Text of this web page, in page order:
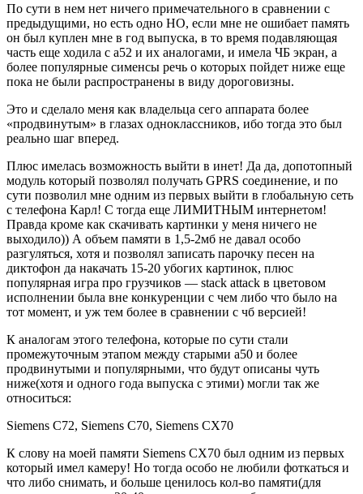
По сути в нем нет ничего примечательного в сравнении с
предыдущими, но есть одно НО, если мне не ошибает память
он был куплен мне в год выпуска, в то время подавляющая
часть еще ходила с а52 и их аналогами, и имела ЧБ экран, а
более популярные сименсы речь о которых пойдет ниже еще
пока не были распространены в виду дороговизны.
Это и сделало меня как владельца сего аппарата более
«продвинутым» в глазах одноклассников, ибо тогда это был
реально шаг вперед.
Плюс имелась возможность выйти в инет! Да да, допотопный
модуль который позволял получать GPRS соединение, и по
сути позволил мне одним из первых выйти в глобальную сеть
с телефона Карл! С тогда еще ЛИМИТНЫМ интернетом!
Правда кроме как скачивать картинки у меня ничего не
выходило)) А объем памяти в 1,5-2мб не давал особо
разгуляться, хотя и позволял записать парочку песен на
диктофон да накачать 15-20 убогих картинок, плюс
популярная игра про грузчиков — stack attack в цветовом
исполнении была вне конкуренции с чем либо что было на
тот момент, и уж тем более в сравнении с чб версией!
К аналогам этого телефона, которые по сути стали
промежуточным этапом между старыми а50 и более
продвинутыми и популярными, что будут описаны чуть
ниже(хотя и одного года выпуска с этими) могли так же
относиться:
Siemens C72, Siemens C70, Siemens CX70
К слову на моей памяти Siemens CX70 был одним из первых
который имел камеру! Но тогда особо не любили фоткаться и
что либо снимать, и больше ценилось кол-во памяти(для